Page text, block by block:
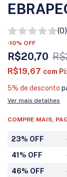
(0)
-10% OFF
R$20,70
R$19,67 com
5% de desconto
Ver mais detalhes
COMPRE MAIS,
23% OFF
41% OFF
46% OFF